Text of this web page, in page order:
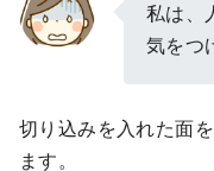
私は、
気をつ
切り込みを入れた面
ます。